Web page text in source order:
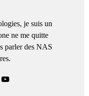
je suis un
ne me quitte
parler des NAS